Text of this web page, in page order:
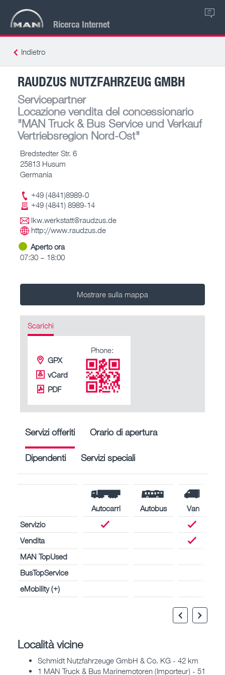
Ricerca Internet
IT
Indietro
RAUDZUS NUTZFAHRZEUG GMBH
Servicepartner
Locazione vendita del concessionario
"MAN Truck & Bus Service und Verkauf
Vertriebsregion Nord-Ost"
Bredstedter Str. 6
25813 Husum
Germania
+49 (4841)8989-0
+49 (4841) 8989-14
lkw.werkstatt@raudzus.de
http://www.raudzus.de
Aperto ora
07:30 – 18:00
Mostrare sulla mappa
Scarichi
GPX
vCard
PDF
Phone:
Servizi offeriti Orario di apertura
Dipendenti Servizi speciali
Autocarri Autobus
Van
Servizio
Vendita
MAN TopUsed
BusTopService
eMobility (+)
Località vicine
Schmidt Nutzfahrzeuge GmbH & Co. KG - 42 km
1 MAN Truck & Bus Marinemotoren (Importeur) - 51